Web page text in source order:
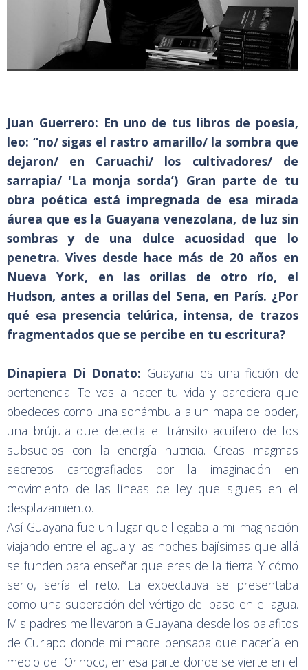
Juan Guerrero: En uno de tus libros de poesía,
leo: “no/ sigas el rastro amarillo/ la sombra que
dejaron/ en Caruachi/ los cultivadores/ de
sarrapia/ 'La monja sorda’). Gran parte de tu
obra poética está impregnada de esa mirada
áurea que es la Guayana venezolana, de luz sin
sombras y de una dulce acuosidad que lo
penetra. Vives desde hace más de 20 años en
Nueva York, en las orillas de otro río, el
Hudson, antes a orillas del Sena, en París. ¿Por
qué esa presencia telúrica, intensa, de trazos
fragmentados que se percibe en tu escritura?
Dinapiera Di Donato: Guayana es una ficción de
pertenencia. Te vas a hacer tu vida y pareciera que
obedeces como una sonámbula a un mapa de poder,
una brújula que detecta el tránsito acuífero de los
subsuelos con la energía nutricia. Creas magmas
secretos cartografiados por la imaginación en
movimiento de las líneas de ley que sigues en el
desplazamiento.
Así Guayana fue un lugar que llegaba a mi imaginación
viajando entre el agua y las noches bajísimas que allá
se funden para enseñar que eres de la tierra. Y cómo
serlo, sería el reto. La expectativa se presentaba
como una superación del vértigo del paso en el agua.
Mis padres me llevaron a Guayana desde los palafitos
de Curiapo donde mi madre pensaba que nacería en
medio del Orinoco, en esa parte donde se vierte en el